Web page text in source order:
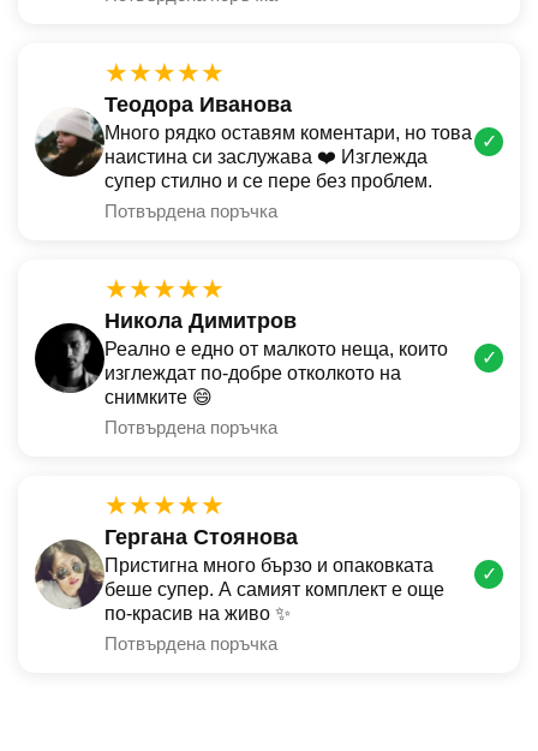
★★★★★
Теодора Иванова
Много рядко оставям коментари, но това
наистина си заслужава ❤️ Изглежда
супер стилно и се пере без проблем.
Потвърдена поръчка
✓
★★★★★
Никола Димитров
Реално е едно от малкото неща, които
изглеждат по-добре отколкото на
снимките 😄
Потвърдена поръчка
✓
★★★★★
Гергана Стоянова
Пристигна много бързо и опаковката
беше супер. А самият комплект е още
по-красив на живо ✨
Потвърдена поръчка
✓